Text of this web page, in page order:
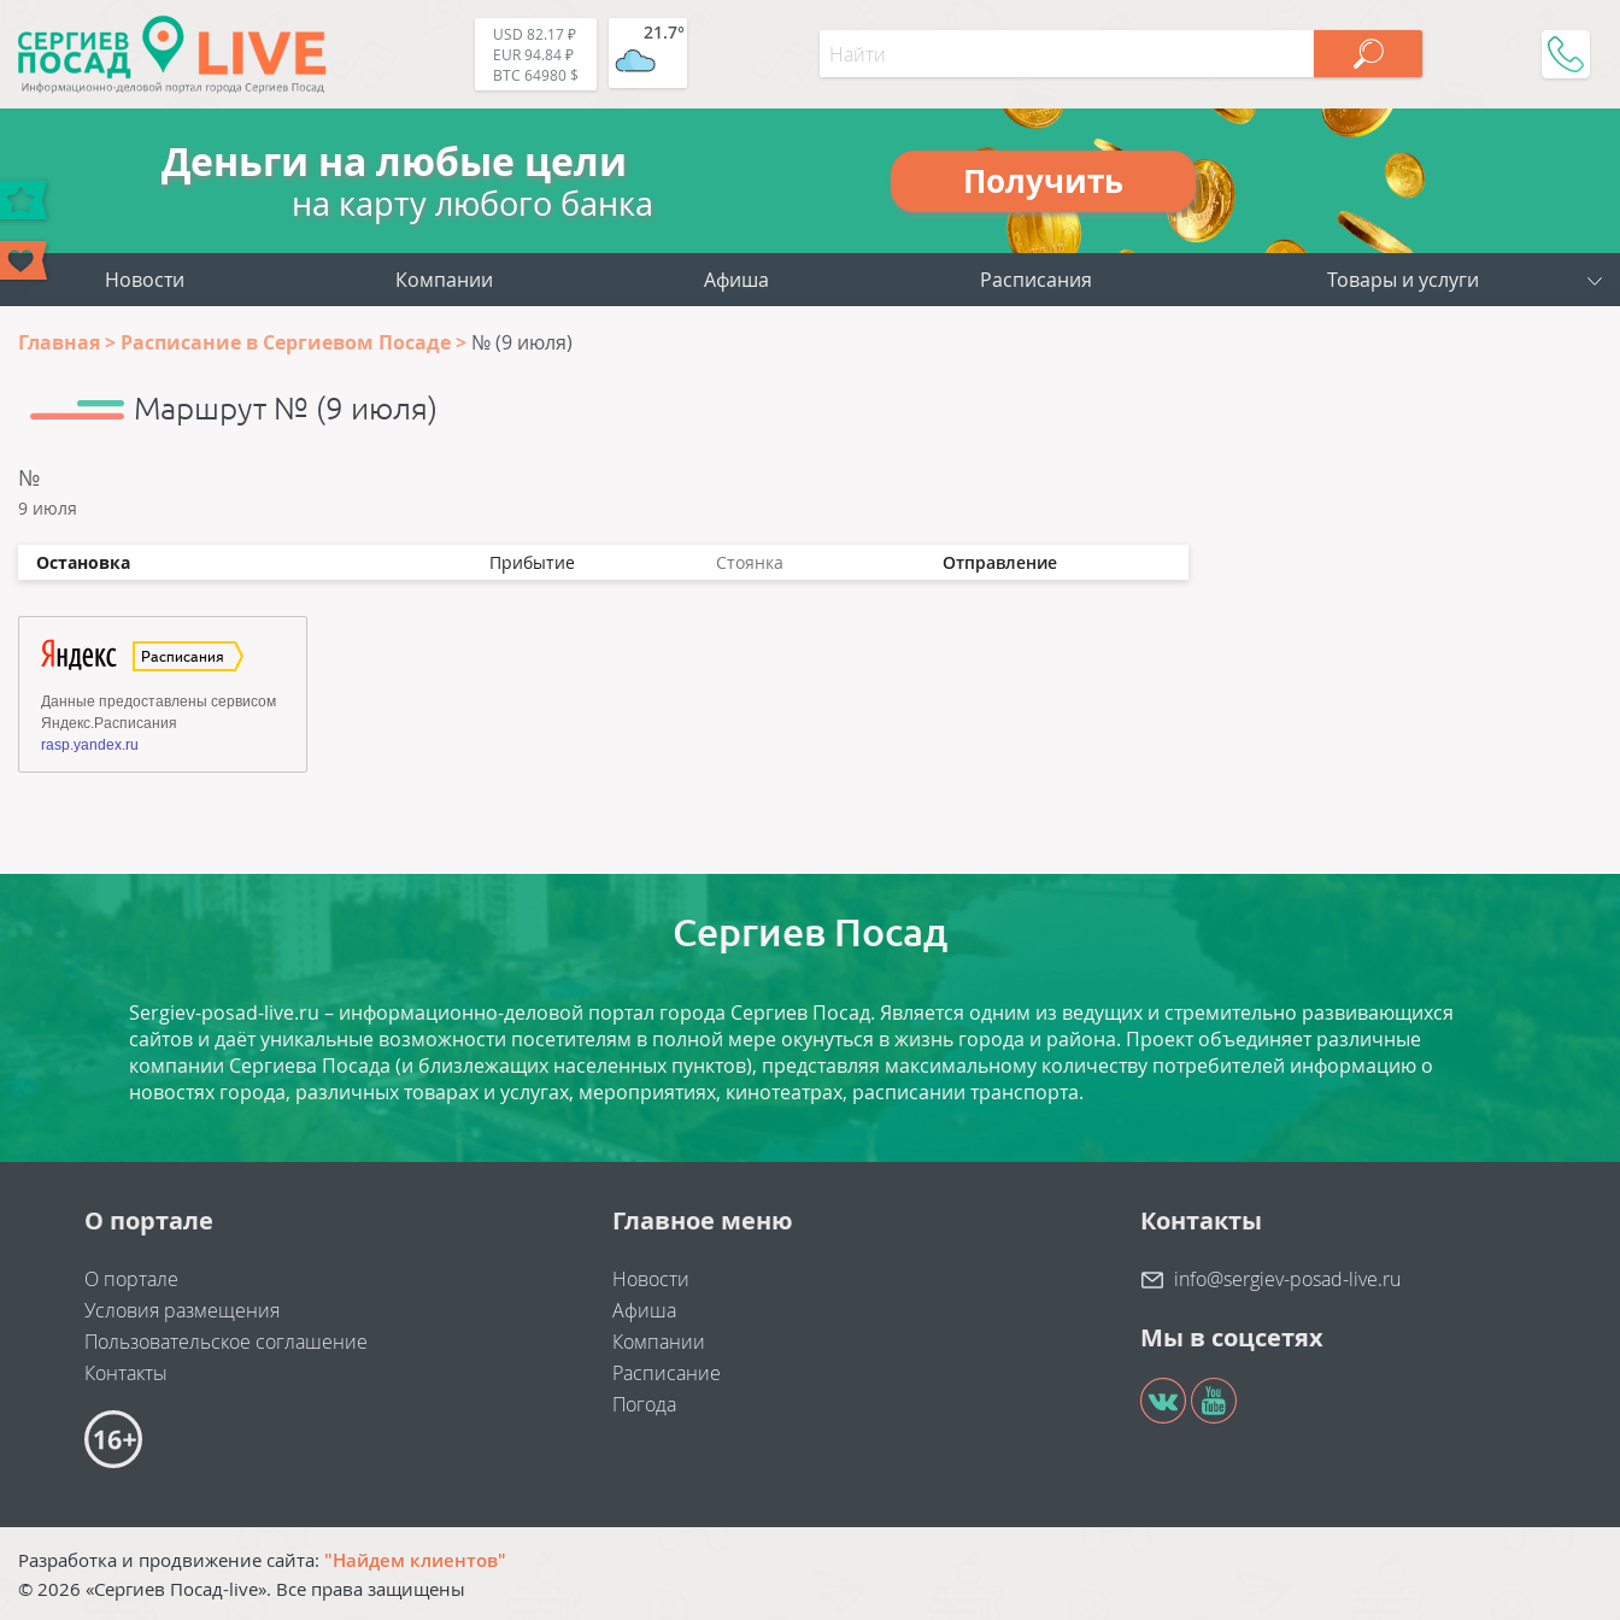
USD 82.17 ₽
EUR 94.84 ₽
BTC 64980 $
21.7°
Деньги на любые цели
на карту любого банка
Получить
Новости Компании Афиша Расписания Товары и услуги
Главная Расписание в Сергиевом Посаде № (9 июля)
Маршрут № (9 июля)
№
9 июля
Остановка Прибытие Стоянка Отправление
Сергиев Посад
Sergiev-posad-live.ru – информационно-деловой портал города Сергиев Посад. Является одним из ведущих и стремительно развивающихся
сайтов и даёт уникальные возможности посетителям в полной мере окунуться в жизнь города и района. Проект объединяет различные
компании Сергиева Посада (и близлежащих населенных пунктов), представляя максимальному количеству потребителей информацию о
новостях города, различных товарах и услугах, мероприятиях, кинотеатрах, расписании транспорта.
О портале
О портале
Условия размещения
Пользовательское соглашение
Контакты
Главное меню
Новости
Афиша
Компании
Расписание
Погода
Контакты
info@sergiev-posad-live.ru
Мы в соцсетях
Разработка и продвижение сайта: "Найдем клиентов"
© 2026 «Сергиев Посад-live». Все права защищены